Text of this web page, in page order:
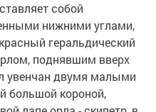
собой
нижними углами,
геральдический
поднявшим вверх
увенчан двумя малыми
большой короной,